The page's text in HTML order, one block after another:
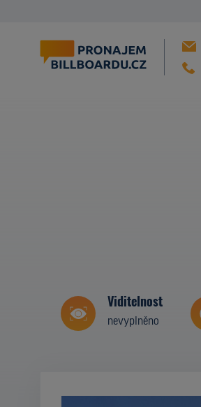
Viditelnost
nevyplněno